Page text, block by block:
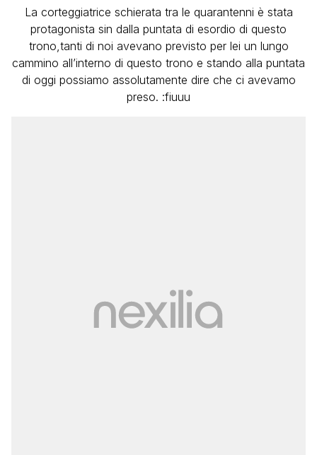
La corteggiatrice schierata tra le quarantenni è stata
protagonista sin dalla puntata di esordio di questo
trono,tanti di noi avevano previsto per lei un lungo
cammino all’interno di questo trono e stando alla puntata
di oggi possiamo assolutamente dire che ci avevamo
preso. :fiuuu